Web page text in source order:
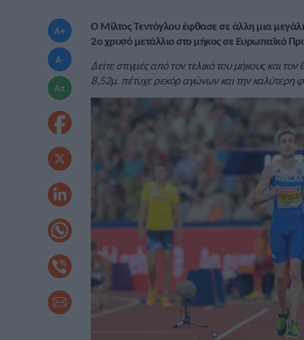
A+
A-
A±
Ο Μίλτος Τεντόγλου έφθασε σε άλλη μια
2ο χρυσό μετάλλιο στο μήκος σε Ευρωπαϊκό
Δείτε στιγμές από τον τελικό του μήκους και
8,52μ. πέτυχε ρεκόρ αγώνων και την καλύτερη